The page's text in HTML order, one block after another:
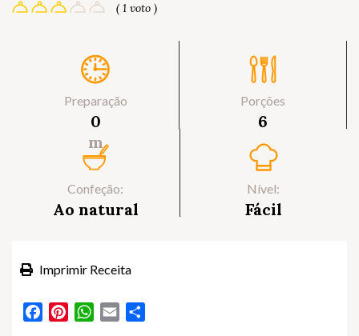
( 1 voto )
Preparação
0
m
Porções
6
Confeção:
Ao natural
Nível:
Fácil
Imprimir Receita
FacebookPinterestWhatsApp
Email